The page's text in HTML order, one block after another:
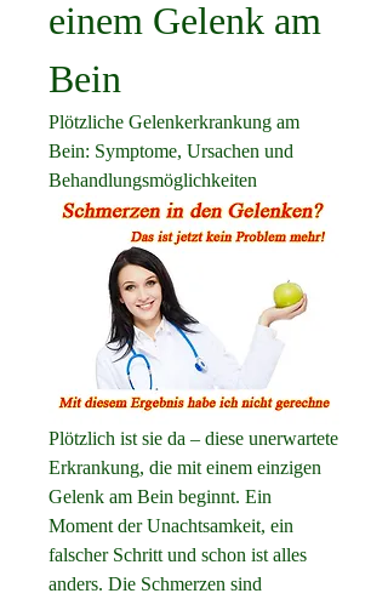
einem Gelenk am
Bein
Plötzliche Gelenkerkrankung am
Bein: Symptome, Ursachen und
Behandlungsmöglichkeiten
Plötzlich ist sie da – diese unerwartete
Erkrankung, die mit einem einzigen
Gelenk am Bein beginnt. Ein
Moment der Unachtsamkeit, ein
falscher Schritt und schon ist alles
anders. Die Schmerzen sind